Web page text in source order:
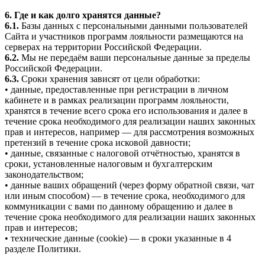
6. Где и как долго хранятся данные?
6.1. Базы данных с персональными данными пользователей
Сайта и участников программ лояльности размещаются на
серверах на территории Российской Федерации.
6.2. Мы не передаём ваши персональные данные за пределы
Российской Федерации.
6.3. Сроки хранения зависят от цели обработки:
• данные, предоставленные при регистрации в личном
кабинете и в рамках реализации программ лояльности,
хранятся в течение всего срока его использования и далее в
течение срока необходимого для реализации наших законных
прав и интересов, например — для рассмотрения возможных
претензий в течение срока исковой давности;
• данные, связанные с налоговой отчётностью, хранятся в
сроки, установленные налоговым и бухгалтерским
законодательством;
• данные ваших обращений (через форму обратной связи, чат
или иным способом) — в течение срока, необходимого для
коммуникации с вами по данному обращению и далее в
течение срока необходимого для реализации наших законных
прав и интересов;
• технические данные (cookie) — в сроки указанные в 4
разделе Политики.